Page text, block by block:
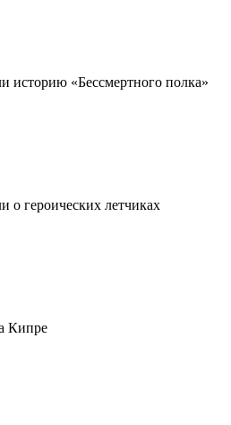
историю «Бессмертного полка»
о героических летчиках
Кипре